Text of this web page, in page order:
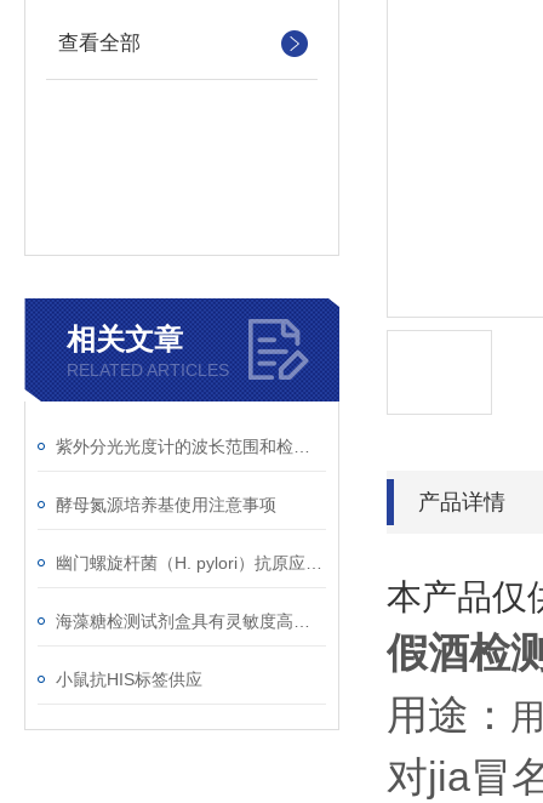
查看全部
相关文章
RELATED ARTICLES
酵母氮源培养基使用注意事项
小鼠抗HIS标签供应
产品详情
本产品仅
假酒检
用途：
对jia冒